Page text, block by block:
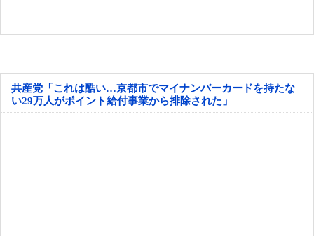
共産党「これは酷い…京都市でマイナンバーカードを持たな
い29万人がポイント給付事業から排除された」